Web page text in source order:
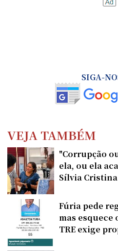
SIGA-
VEJA TAMBÉM
"Corrupção
ela, ou ela
Sílvia Cristina
Fúria pede
mas esquece
TRE exige